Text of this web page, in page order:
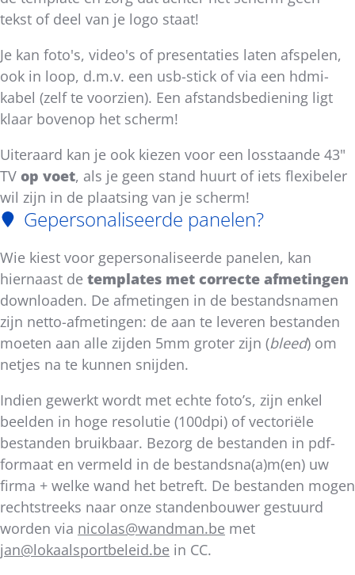
tekst of deel van je logo staat!
Je kan foto's, video's of presentaties laten afspelen,
ook in loop, d.m.v. een usb-stick of via een hdmi-
kabel (zelf te voorzien). Een afstandsbediening ligt
klaar bovenop het scherm!
Uiteraard kan je ook kiezen voor een losstaande 43"
TV op voet, als je geen stand huurt of iets flexibeler
wil zijn in de plaatsing van je scherm!
Gepersonaliseerde panelen?
Wie kiest voor gepersonaliseerde panelen, kan
hiernaast de templates met correcte afmetingen
downloaden. De afmetingen in de bestandsnamen
zijn netto-afmetingen: de aan te leveren bestanden
moeten aan alle zijden 5mm groter zijn (bleed) om
netjes na te kunnen snijden.
Indien gewerkt wordt met echte foto’s, zijn enkel
beelden in hoge resolutie (100dpi) of vectoriële
bestanden bruikbaar. Bezorg de bestanden in pdf-
formaat en vermeld in de bestandsna(a)m(en) uw
firma + welke wand het betreft. De bestanden mogen
rechtstreeks naar onze standenbouwer gestuurd
worden via nicolas@wandman.be met
jan@lokaalsportbeleid.be in CC.